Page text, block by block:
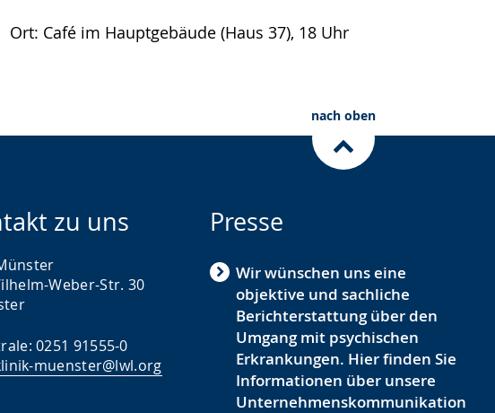
Ort: Café im Hauptgebäude (Haus 37), 18 Uhr
nach oben
zu uns
Weber-Str. 30
0251 91555-0
muenster@lwl.org
Presse
Wir wünschen uns eine
objektive und sachliche
Berichterstattung über den
Umgang mit psychischen
Erkrankungen. Hier finden Sie
Informationen über unsere
Unternehmenskommunikation